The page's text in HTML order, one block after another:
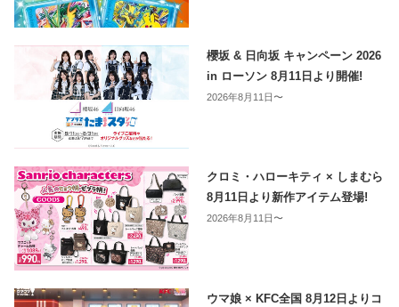
櫻坂 & 日向坂 キャンペーン 2026
in ローソン 8月11日より開催!
2026年8月11日〜
クロミ・ハローキティ × しまむら
8月11日より新作アイテム登場!
2026年8月11日〜
ウマ娘 × KFC全国 8月12日よりコ